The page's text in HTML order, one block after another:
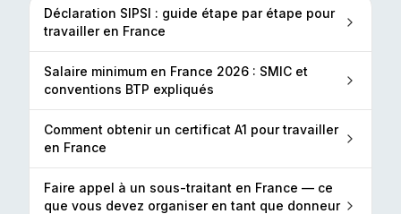
Déclaration SIPSI : guide étape par étape pour
travailler en France
Salaire minimum en France 2026 : SMIC et
conventions BTP expliqués
Comment obtenir un certificat A1 pour travailler
en France
Faire appel à un sous-traitant en France — ce
que vous devez organiser en tant que donneur